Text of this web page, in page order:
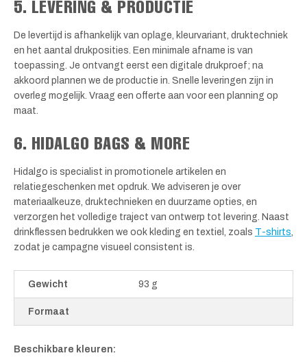
5. LEVERING & PRODUCTIE
De levertijd is afhankelijk van oplage, kleurvariant, druktechniek
en het aantal drukposities. Een minimale afname is van
toepassing. Je ontvangt eerst een digitale drukproef; na
akkoord plannen we de productie in. Snelle leveringen zijn in
overleg mogelijk. Vraag een offerte aan voor een planning op
maat.
6. HIDALGO BAGS & MORE
Hidalgo is specialist in promotionele artikelen en
relatiegeschenken met opdruk. We adviseren je over
materiaalkeuze, druktechnieken en duurzame opties, en
verzorgen het volledige traject van ontwerp tot levering. Naast
drinkflessen bedrukken we ook kleding en textiel, zoals T-shirts
zodat je campagne visueel consistent is.
Gewicht 93 g
Formaat
Beschikbare kleuren: